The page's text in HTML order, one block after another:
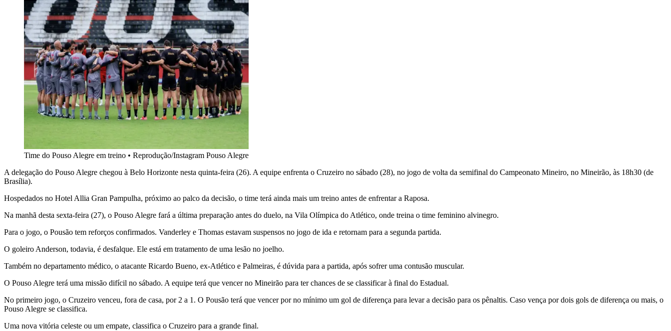
Time do Pouso Alegre em treino • Reprodução/Instagram Pouso Alegre
A delegação do Pouso Alegre chegou à Belo Horizonte nesta quinta-feira (26). A equipe enfrenta o Cruzeiro no sábado (28), no jogo de volta da semifinal do Campeonato Mineiro, no Mineirão, às 18h30 (de
Brasília).
Hospedados no Hotel Allia Gran Pampulha, próximo ao palco da decisão, o time terá ainda mais um treino antes de enfrentar a Raposa.
Na manhã desta sexta-feira (27), o Pouso Alegre fará a última preparação antes do duelo, na Vila Olímpica do Atlético, onde treina o time feminino alvinegro.
Para o jogo, o Pousão tem reforços confirmados. Vanderley e Thomas estavam suspensos no jogo de ida e retornam para a segunda partida.
O goleiro Anderson, todavia, é desfalque. Ele está em tratamento de uma lesão no joelho.
Também no departamento médico, o atacante Ricardo Bueno, ex-Atlético e Palmeiras, é dúvida para a partida, após sofrer uma contusão muscular.
O Pouso Alegre terá uma missão difícil no sábado. A equipe terá que vencer no Mineirão para ter chances de se classificar à final do Estadual.
No primeiro jogo, o Cruzeiro venceu, fora de casa, por 2 a 1. O Pousão terá que vencer por no mínimo um gol de diferença para levar a decisão para os pênaltis. Caso vença por dois gols de diferença ou mais, o
Pouso Alegre se classifica.
Uma nova vitória celeste ou um empate, classifica o Cruzeiro para a grande final.